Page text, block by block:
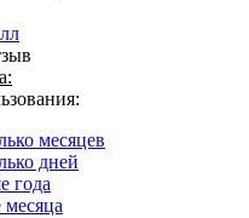
месяцев
дней
года